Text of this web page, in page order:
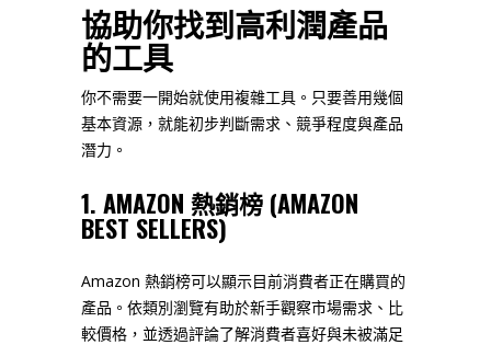
協助你找到高利潤產品
的工具
你不需要一開始就使用複雜工具。只要善用幾個
基本資源，就能初步判斷需求、競爭程度與產品
潛力。
1. AMAZON 熱銷榜 (AMAZON
BEST SELLERS)
Amazon 熱銷榜可以顯示目前消費者正在購買的
產品。依類別瀏覽有助於新手觀察市場需求、比
較價格，並透過評論了解消費者喜好與未被滿足